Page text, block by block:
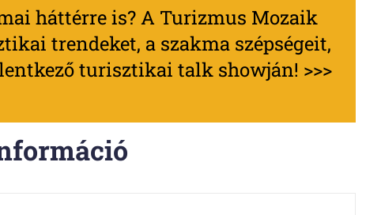
háttérre is? A Turizmus Mozaik
trendeket, a szakma szépségeit,
turisztikai talk showján! >>>